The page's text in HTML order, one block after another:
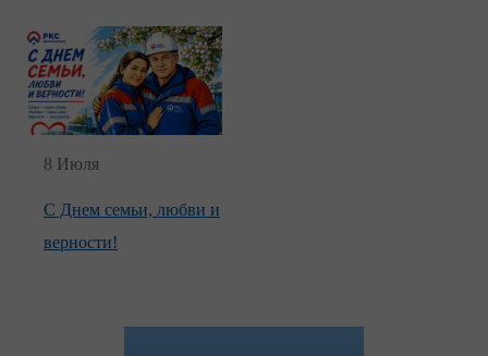
8 Июля
С Днем семьи, любви и
верности!